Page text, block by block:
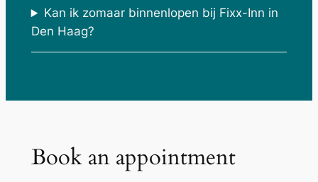
Kan ik zomaar binnenlopen bij Fixx-Inn in
Den Haag?
Book an appointment